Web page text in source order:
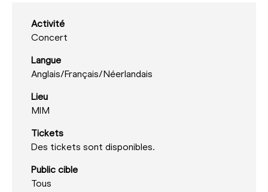
Activité
Concert
Langue
Anglais/Français/Néerlandais
Lieu
MIM
Tickets
Des tickets sont disponibles.
Public cible
Tous